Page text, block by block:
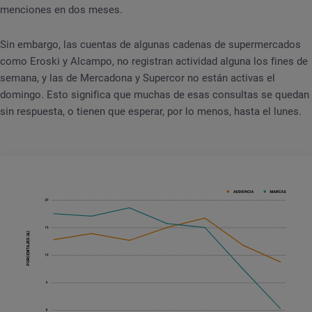
menciones en dos meses.
Sin embargo, las cuentas de algunas cadenas de supermercados
como Eroski y Alcampo, no registran actividad alguna los fines de
semana, y las de Mercadona y Supercor no están activas el
domingo. Esto significa que muchas de esas consultas se quedan
sin respuesta, o tienen que esperar, por lo menos, hasta el lunes.